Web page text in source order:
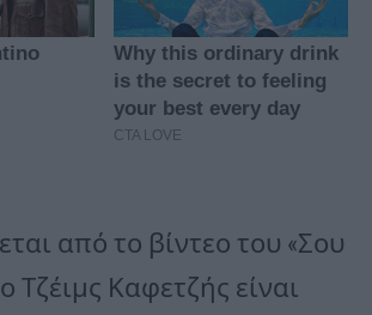
από το βίντεο του «Σου
Τζέιμς Καφετζής είναι